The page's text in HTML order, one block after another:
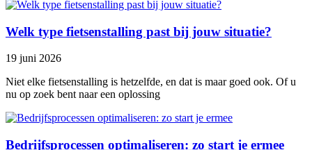
Welk type fietsenstalling past bij jouw situatie?
19 juni 2026
Niet elke fietsenstalling is hetzelfde, en dat is maar goed ook. Of u
nu op zoek bent naar een oplossing
Bedrijfsprocessen optimaliseren: zo start je ermee